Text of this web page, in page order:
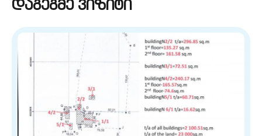
დაგეგმე ვიზიტი